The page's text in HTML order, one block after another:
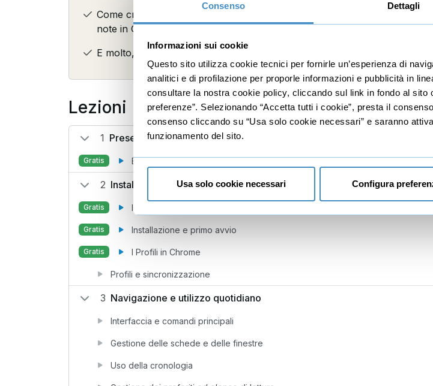
Consenso Dettagli
Informazioni sui cookie
Questo sito utilizza cookie tecnici per fornirle un’esperienza di
analitici e di profilazione per proporle informazioni e pubblicità in
consultare la nostra cookie policy, cliccando sul link in fondo al sito
preferenze”. Selezionando “Accetta tutti i cookie”, presta il
consenso cliccando su “Usa solo cookie necessari” e saranno
funzionamento del sito.
Usa solo cookie necessari Configura
Come creare, organizzare e condividere
note in Google Keep
Come collaborare in
integrare Keep con
E molto, molto altro...
Lezioni
1 Presentazione
Gratis Benvenuto
2 Installare e configurare Google Chrome
Gratis Introduzione e versioni esistenti
Gratis Installazione e primo avvio
Gratis I Profili in Chrome
Profili e sincronizzazione
3 Navigazione e utilizzo quotidiano
Interfaccia e comandi principali
Gestione delle schede e delle finestre
Uso della cronologia